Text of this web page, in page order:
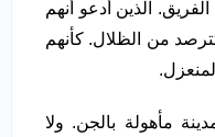
الذين أدعو أنهم
من الظلال. كأنهم
مأهولة بالجن. ولا